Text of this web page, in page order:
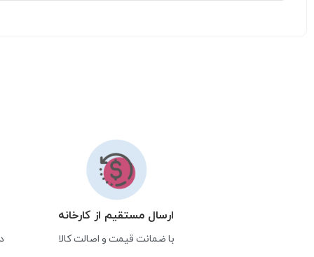
ارسال مستقیم از کارخانه
با ضمانت قیمت و اصالت کالا